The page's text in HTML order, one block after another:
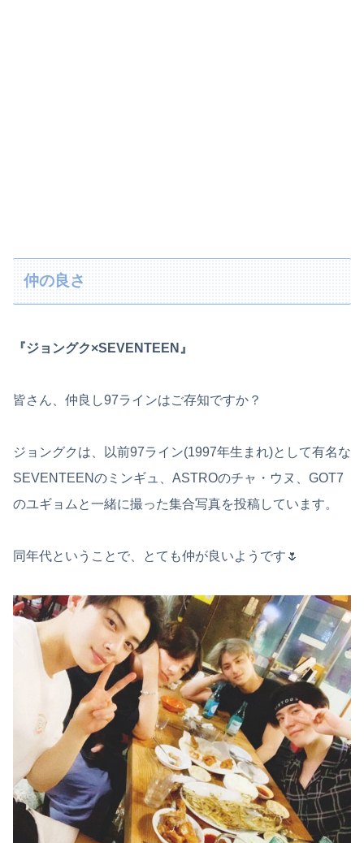
仲の良さ
『ジョングク×SEVENTEEN』
皆さん、仲良し97ラインはご存知ですか？
ジョングクは、以前97ライン(1997年生まれ)として有名な
SEVENTEENのミンギュ、ASTROのチャ・ウヌ、GOT7
のユギョムと一緒に撮った集合写真を投稿しています。
同年代ということで、とても仲が良いようです🌷